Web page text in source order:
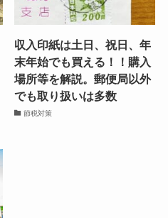
収入印紙は土日、祝日、年
末年始でも買える！！購入
場所等を解説。郵便局以外
でも取り扱いは多数
節税対策